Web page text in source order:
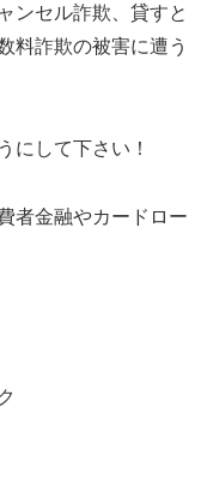
ンセル詐欺、貸すと
料詐欺の被害に遭う
にして下さい！
者金融やカードロー